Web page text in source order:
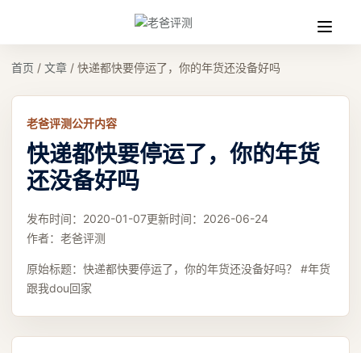
收
缩
首页 / 文章 / 快递都快要停运了，你的年货还没备好吗
老爸评测公开内容
快递都快要停运了，你的年货
还没备好吗
发布时间： 2020-01-07更新时间： 2026-06-24
作者： 老爸评测
原始标题： 快递都快要停运了，你的年货还没备好吗？ #年货
跟我dou回家